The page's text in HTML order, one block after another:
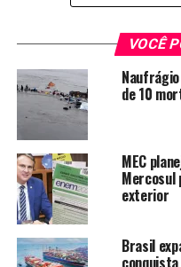
(Unfpa) enfatiza que um
respeito por diversas
Nações Unidas, António
pessoas LGBTQIA+
discurso de ódio,
Guterres ressaltou que
criminalizar esses
punindo-os
aos direitos humanos e
VOCÊ
de 10
MEC
Mercosul
exterior
Brasil